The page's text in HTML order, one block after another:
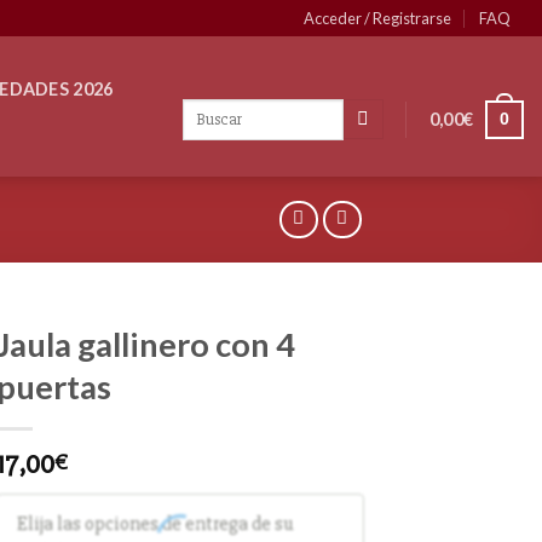
Acceder / Registrarse FAQ
2026
0,00€ 0
gallinero con 4
puertas
€
Elija las opciones de entrega de su